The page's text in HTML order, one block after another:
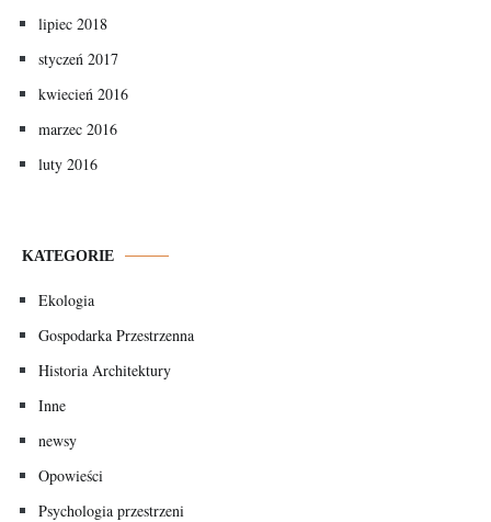
lipiec 2018
styczeń 2017
kwiecień 2016
marzec 2016
luty 2016
KATEGORIE
Ekologia
Gospodarka Przestrzenna
Historia Architektury
Inne
newsy
Opowieści
Psychologia przestrzeni